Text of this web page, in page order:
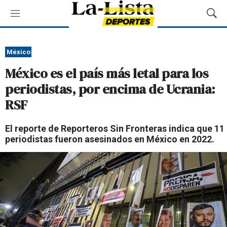
M
e
ú
M
o
B
q
u
e
a
México
México es el país más letal para los
periodistas, por encima de Ucrania:
RSF
El reporte de Reporteros Sin Fronteras indica que 11
periodistas fueron asesinados en México en 2022.